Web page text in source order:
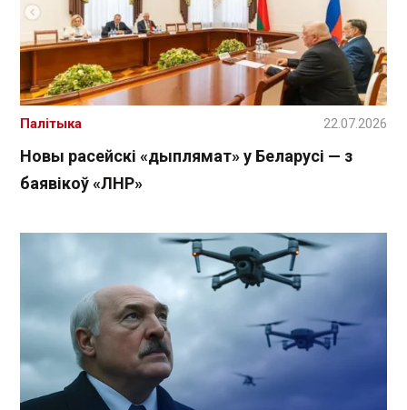
Новы расейскі «дыплямат» у Беларусі — з
баявікоў «ЛНР»
Палітыка 22.07.2026